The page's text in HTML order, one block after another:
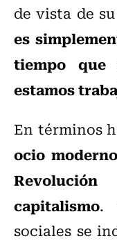
de vista de
es
tiempo que
estamos
En términos
ocio
capitalismo.
sociales se